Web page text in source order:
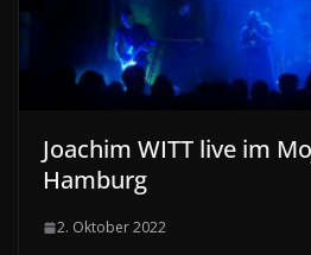
Joachim WITT live im
Hamburg
2. Oktober 2022